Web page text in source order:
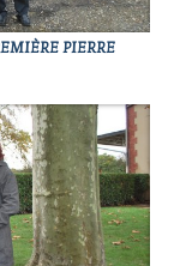
PIERRE